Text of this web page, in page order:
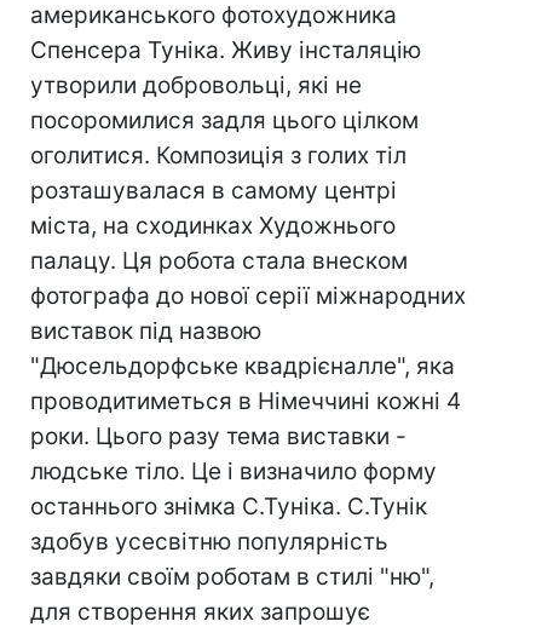
американського фотохудожника
Спенсера Туніка. Живу інсталяцію
утворили добровольці, які не
посоромилися задля цього цілком
оголитися. Композиція з голих тіл
розташувалася в самому центрі
міста, на сходинках Художнього
палацу. Ця робота стала внеском
фотографа до нової серії міжнародних
виставок під назвою
"Дюсельдорфське квадрієналле", яка
проводитиметься в Німеччині кожні 4
роки. Цього разу тема виставки -
людське тіло. Це і визначило форму
останнього знімка С.Туніка. С.Тунік
здобув усесвітню популярність
завдяки своїм роботам в стилі "ню",
для створення яких запрошує